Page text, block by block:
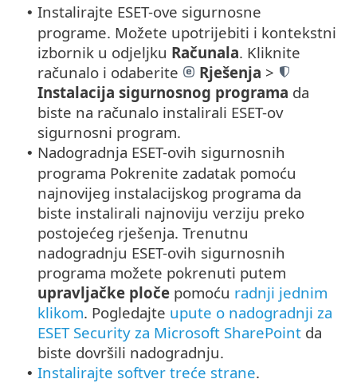
• Instalirajte ESET-ove sigurnosne
programe. Možete upotrijebiti i kontekstni
izbornik u odjeljku Računala. Kliknite
računalo i odaberite
Rješenja >
Instalacija sigurnosnog programa da
biste na računalo instalirali ESET-ov
sigurnosni program.
• Nadogradnja ESET-ovih sigurnosnih
programa Pokrenite zadatak pomoću
najnovijeg instalacijskog programa da
biste instalirali najnoviju verziju preko
postojećeg rješenja. Trenutnu
nadogradnju ESET-ovih sigurnosnih
programa možete pokrenuti putem
upravljačke ploče pomoću radnji jednim
klikom. Pogledajte upute o nadogradnji za
ESET Security za Microsoft SharePoint da
biste dovršili nadogradnju.
• Instalirajte softver treće strane.